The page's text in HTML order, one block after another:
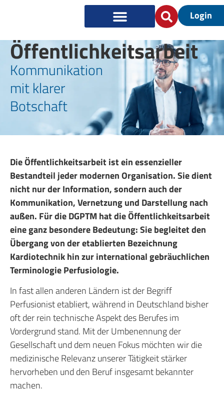
Login
Öffentlich­keitsarbeit
Kommunikation
mit klarer
Botschaft
Die Öffentlichkeitsarbeit ist ein essenzieller
Bestandteil jeder modernen Organisation. Sie dient
nicht nur der Information, sondern auch der
Kommunikation, Vernetzung und Darstellung nach
außen. Für die DGPTM hat die Öffentlichkeitsarbeit
eine ganz besondere Bedeutung: Sie begleitet den
Übergang von der etablierten Bezeichnung
Kardiotechnik hin zur international gebräuchlichen
Terminologie Perfusiologie.
In fast allen anderen Ländern ist der Begriff
Perfusionist etabliert, während in Deutschland bisher
oft der rein technische Aspekt des Berufes im
Vordergrund stand. Mit der Umbenennung der
Gesellschaft und dem neuen Fokus möchten wir die
medizinische Relevanz unserer Tätigkeit stärker
hervorheben und den Beruf insgesamt bekannter
machen.